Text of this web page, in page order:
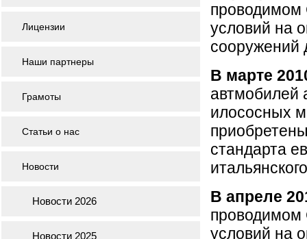
проводимом
условий на
В марте
автмобилей
илососных
стандарта
В апреле
проводимом
условий на
Лицензии
Наши партнеры
Грамоты
Статьи о нас
Новости
Новости 2026
Новости 2025